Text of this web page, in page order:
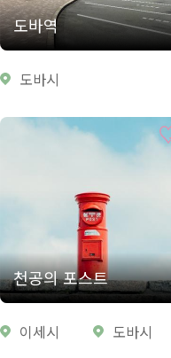
도바역
도바시
천공의 포스트
이세시 도바시